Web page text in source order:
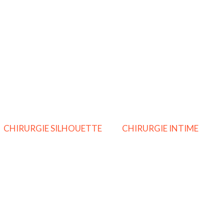
CHIRURGIE SILHOUETTE CHIRURGIE INTIME